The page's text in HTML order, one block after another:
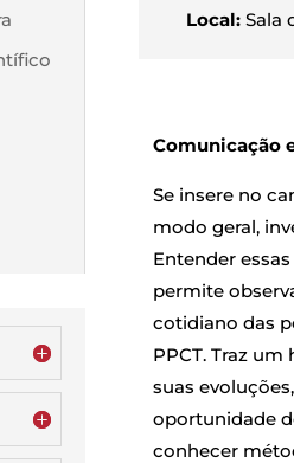
Local:Sala
Comunicação
Se insere no
modo geral,
Entender
permite
cotidiano das
PPCT. Traz
suas
oportunidade
conhecer